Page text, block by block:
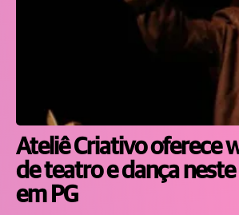
Ateliê Criativo oferece
de teatro e dança
em PG